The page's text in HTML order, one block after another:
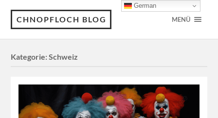
CHNOPFLOCH BLOG MENÜ
Kategorie:Schweiz
German